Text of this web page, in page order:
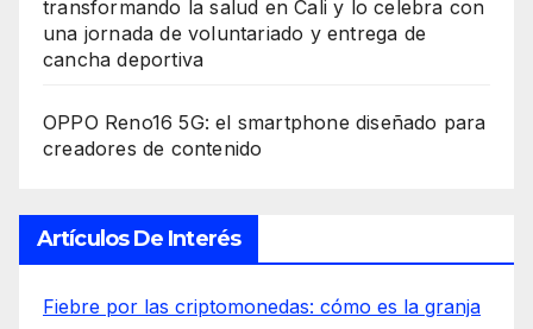
transformando la salud en Cali y lo celebra con
una jornada de voluntariado y entrega de
cancha deportiva
OPPO Reno16 5G: el smartphone diseñado para
creadores de contenido
Artículos De Interés
Fiebre por las criptomonedas: cómo es la granja